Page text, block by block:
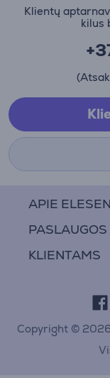
APIE ELESEN
PASLAUGOS
KLIENTAMS
Klientų
kilus
Copyright © 2026